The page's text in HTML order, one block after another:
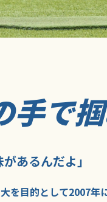
手で
があるんだよ」
を目的として2007年